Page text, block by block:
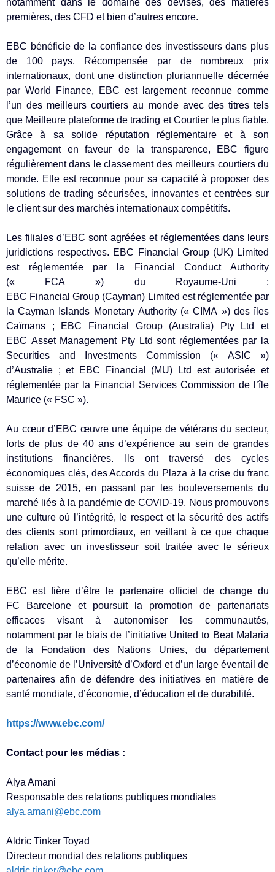
premières, des CFD et bien d’autres encore.
EBC bénéficie de la confiance des investisseurs dans plus
de 100 pays. Récompensée par de nombreux prix
internationaux, dont une distinction pluriannuelle décernée
par World Finance, EBC est largement reconnue comme
l’un des meilleurs courtiers au monde avec des titres tels
que Meilleure plateforme de trading et Courtier le plus fiable.
Grâce à sa solide réputation réglementaire et à son
engagement en faveur de la transparence, EBC figure
régulièrement dans le classement des meilleurs courtiers du
monde. Elle est reconnue pour sa capacité à proposer des
solutions de trading sécurisées, innovantes et centrées sur
le client sur des marchés internationaux compétitifs.
Les filiales d’EBC sont agréées et réglementées dans leurs
juridictions respectives. EBC Financial Group (UK) Limited
est réglementée par la Financial Conduct Authority
(« FCA ») du Royaume-Uni ;
EBC Financial Group (Cayman) Limited est réglementée par
la Cayman Islands Monetary Authority (« CIMA ») des îles
Caïmans ; EBC Financial Group (Australia) Pty Ltd et
EBC Asset Management Pty Ltd sont réglementées par la
Securities and Investments Commission (« ASIC »)
d’Australie ; et EBC Financial (MU) Ltd est autorisée et
réglementée par la Financial Services Commission de l’île
Maurice (« FSC »).
Au cœur d’EBC œuvre une équipe de vétérans du secteur,
forts de plus de 40 ans d’expérience au sein de grandes
institutions financières. Ils ont traversé des cycles
économiques clés, des Accords du Plaza à la crise du franc
suisse de 2015, en passant par les bouleversements du
marché liés à la pandémie de COVID-19. Nous promouvons
une culture où l’intégrité, le respect et la sécurité des actifs
des clients sont primordiaux, en veillant à ce que chaque
relation avec un investisseur soit traitée avec le sérieux
qu’elle mérite.
EBC est fière d’être le partenaire officiel de change du
FC Barcelone et poursuit la promotion de partenariats
efficaces visant à autonomiser les communautés,
notamment par le biais de l’initiative United to Beat Malaria
de la Fondation des Nations Unies, du département
d’économie de l’Université d’Oxford et d’un large éventail de
partenaires afin de défendre des initiatives en matière de
santé mondiale, d’économie, d’éducation et de durabilité.
https://www.ebc.com/
Contact pour les médias :
Alya Amani
Responsable des relations publiques mondiales
alya.amani@ebc.com
Aldric Tinker Toyad
Directeur mondial des relations publiques